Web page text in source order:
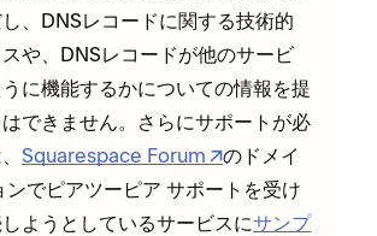
、DNSレコ⁠ードに関する技術的
や⁠、DNSレコ⁠ードが他のサ⁠ービ
に機能するかについての情報を提
できません⁠。さらにサポ⁠ートが必
Squarespace Forum
のドメイ
ンでピアツ⁠ーピア サポ⁠ートを受け
ようとしているサ⁠ービスにサンプ